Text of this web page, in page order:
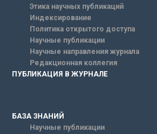
Этика научных публикаций
Индексирование
Политика открытого доступа
Научные публикации
Научные направления журнала
Редакционная коллегия
ПУБЛИКАЦИЯ В ЖУРНАЛЕ
БАЗА ЗНАНИЙ
Научные публикации